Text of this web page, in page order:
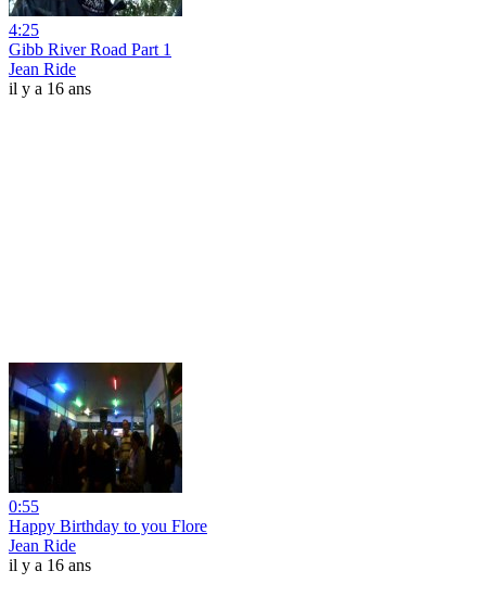
4:25
Gibb River Road Part 1
Jean Ride
il y a 16 ans
0:55
Happy Birthday to you Flore
Jean Ride
il y a 16 ans